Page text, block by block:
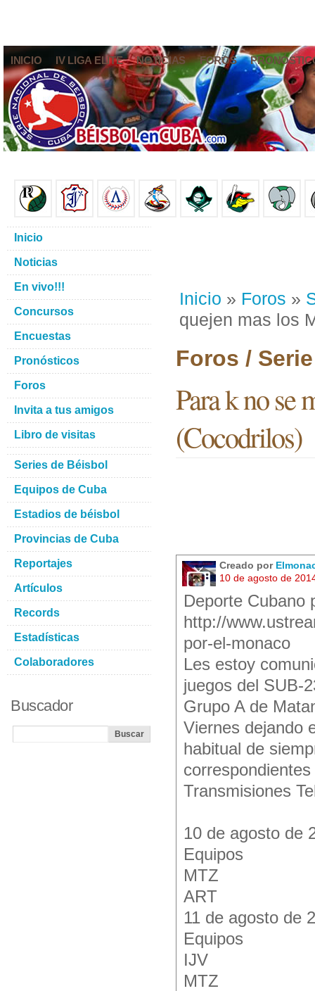
INICIO IV LIGA ELITE NOTICIAS FOROS
Inicio » Foros »
quejen mas los
Foros /
Para k no se
(Cocodrilos)
Creado por
10 de agosto de
Deporte Cubano
http://
por-el-monaco
Les estoy
juegos del SUB-
Grupo A de
Viernes dejando
habitual de
Transmisiones
10 de agosto de
Equipos
MTZ
ART
11 de agosto de
Equipos
IJV
MTZ
Inicio
Noticias
En vivo!!!
Concursos
Encuestas
Pronósticos
Foros
Invita a tus amigos
Libro de visitas
Series de Béisbol
Equipos de Cuba
Estadios de béisbol
Provincias de Cuba
Reportajes
Artículos
Records
Estadísticas
Colaboradores
Buscador